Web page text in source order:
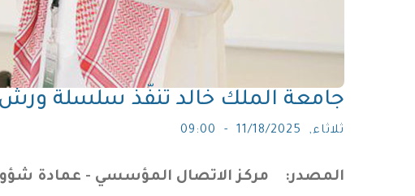
جامعة الملك خالد تنفّذ سلسلة ورش
ثلاثاء, 11/18/2025 - 09:00
المصدر مركز الاتصال المؤسسي - عمادة